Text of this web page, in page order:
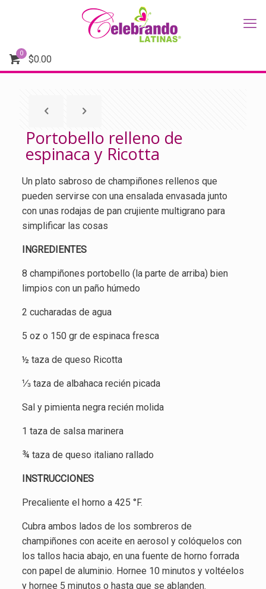
0
$0.00
Portobello relleno de
espinaca y Ricotta
Un plato sabroso de champiñones rellenos que
pueden servirse con una ensalada envasada junto
con unas rodajas de pan crujiente multigrano para
simplificar las cosas
INGREDIENTES
8 champiñones portobello (la parte de arriba) bien
limpios con un paño húmedo
2 cucharadas de agua
5 oz o 150 gr de espinaca fresca
½ taza de queso Ricotta
⅓ taza de albahaca recién picada
Sal y pimienta negra recién molida
1 taza de salsa marinera
¾ taza de queso italiano rallado
INSTRUCCIONES
Precaliente el horno a 425 °F.
Cubra ambos lados de los sombreros de
champiñones con aceite en aerosol y colóquelos con
los tallos hacia abajo, en una fuente de horno forrada
con papel de aluminio. Hornee 10 minutos y voltéelos
y hornee 5 minutos o hasta que se ablanden.